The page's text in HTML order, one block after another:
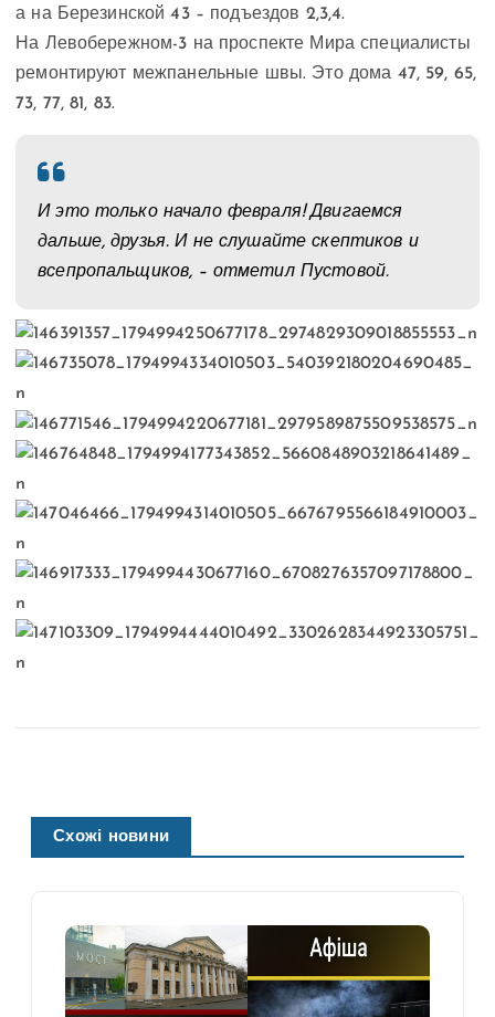
а на Березинской 43 – подъездов 2,3,4.
На Левобережном-3 на проспекте Мира специалисты
ремонтируют межпанельные швы. Это дома 47, 59, 65,
73, 77, 81, 83.
И это только начало февраля! Двигаемся
дальше, друзья. И не слушайте скептиков и
всепропальщиков, – отметил Пустовой.
Схожі новини